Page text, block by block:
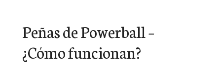
Peñas de Powerball –
¿Cómo funcionan?